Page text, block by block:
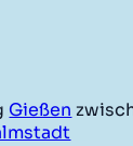
Gießen